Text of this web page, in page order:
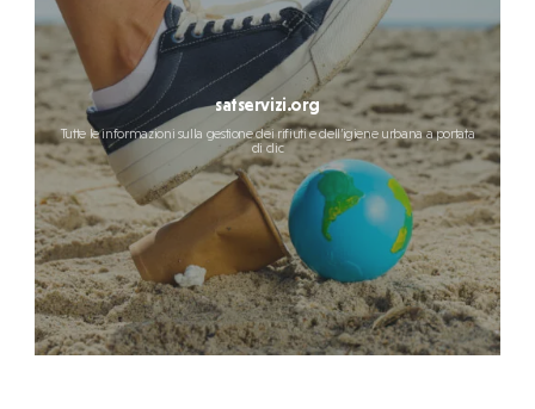
satservizi.org
Tutte le informazioni sulla gestione dei rifiuti e dell’igiene urbana a portata
di clic